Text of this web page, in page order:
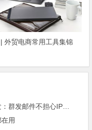
外贸电商常用工具集锦
用